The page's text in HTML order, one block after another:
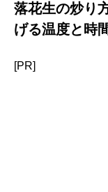
落花生の炒り
げる温度と時
[PR]